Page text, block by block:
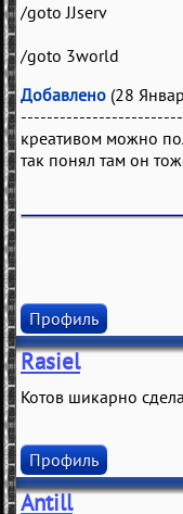
/goto JJserv
/goto 3world
Добавлено (28
креативом можно
так понял там он
Профиль
Rasiel
Котов шикарно
Профиль
Antill